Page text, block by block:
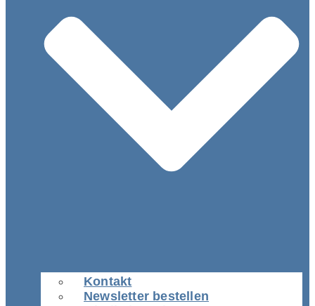
Kontakt
Newsletter bestellen